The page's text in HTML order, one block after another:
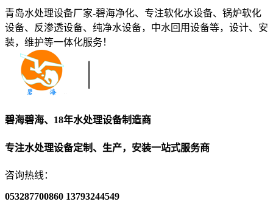
青岛水处理设备厂家-碧海净化、专注软化水设备、锅炉软化
设备、反渗透设备、纯净水设备，中水回用设备等，设计、安
装，维护等一体化服务！
碧海碧海、18年水处理设备制造商
专注水处理设备定制、生产，安装一站式服务商
咨询热线：
053287700860 13793244549